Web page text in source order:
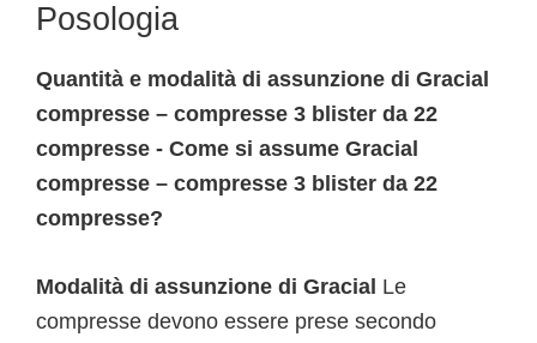
Posologia
Quantità e modalità di assunzione di Gracial
compresse – compresse 3 blister da 22
compresse - Come si assume Gracial
compresse – compresse 3 blister da 22
compresse?
Modalità di assunzione di Gracial Le
compresse devono essere prese secondo